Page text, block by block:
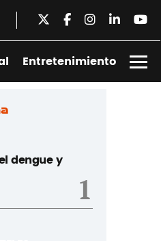
Entretenimiento
dengue y
1